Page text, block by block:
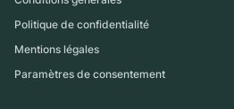
Politique de confidentialité
Mentions légales
Paramètres de consentement